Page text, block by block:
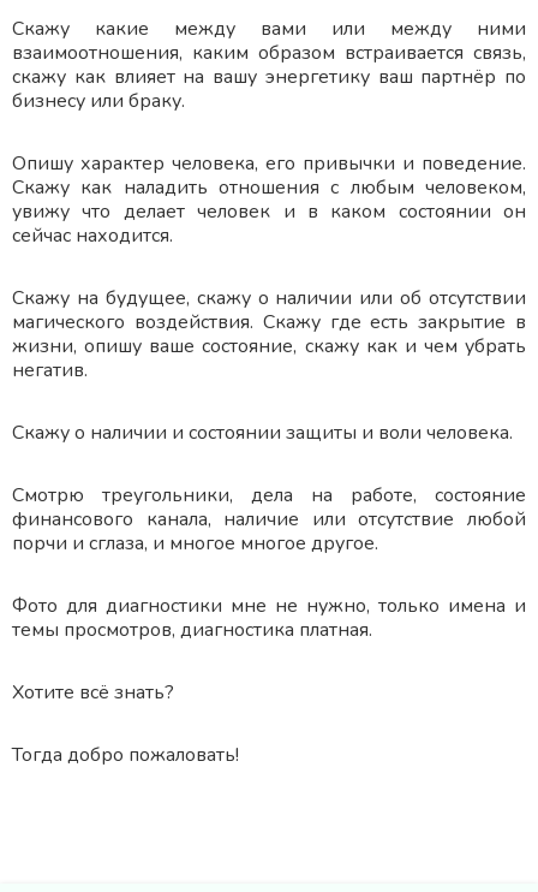
Скажу какие между вами или между ними
взаимоотношения, каким образом встраивается связь,
скажу как влияет на вашу энергетику ваш партнёр по
бизнесу или браку.
Опишу характер человека, его привычки и поведение.
Скажу как наладить отношения с любым человеком,
увижу что делает человек и в каком состоянии он
сейчас находится.
Скажу на будущее, скажу о наличии или об отсутствии
магического воздействия. Скажу где есть закрытие в
жизни, опишу ваше состояние, скажу как и чем убрать
негатив.
Cкажу о наличии и состоянии защиты и воли человека.
Смотрю треугольники, дела на работе, состояние
финансового канала, наличие или отсутствие любой
порчи и сглаза, и многое многое другое.
Фото для диагностики мне не нужно, только имена и
темы просмотров, диагностика платная.
Хотите всё знать?
Тогда добро пожаловать!